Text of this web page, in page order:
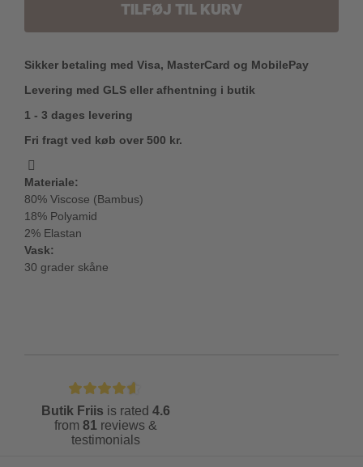
TILFØJ TIL KURV
Sikker betaling med Visa, MasterCard og MobilePay
Levering med GLS eller afhentning i butik
1 - 3 dages levering
Fri fragt ved køb over 500 kr.
Materiale:
80% Viscose (Bambus)
18% Polyamid
2% Elastan
Vask:
30 grader skåne
Butik Friis is rated 4.6
from 81 reviews &
testimonials